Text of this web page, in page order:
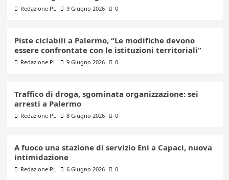
Redazione PL 9 Giugno 2026 0
Piste ciclabili a Palermo, “Le modifiche devono
essere confrontate con le istituzioni territoriali”
Redazione PL 9 Giugno 2026 0
Traffico di droga, sgominata organizzazione: sei
arresti a Palermo
Redazione PL 8 Giugno 2026 0
A fuoco una stazione di servizio Eni a Capaci, nuova
intimidazione
Redazione PL 6 Giugno 2026 0